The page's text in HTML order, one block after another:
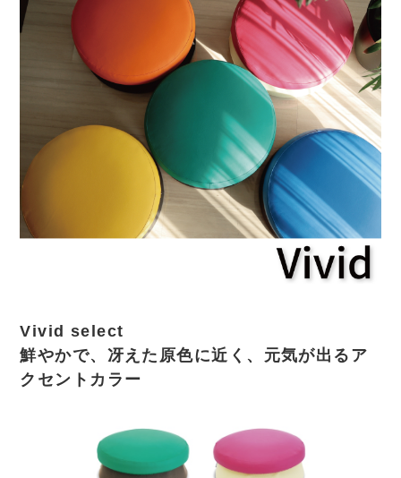
Vivid select
鮮やかで、冴えた原色に近く、元気が出るア
クセントカラー